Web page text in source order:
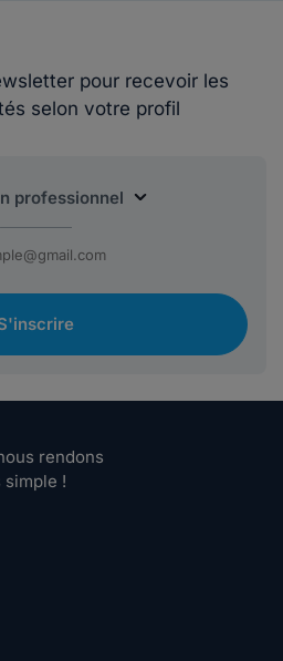
pour recevoir les
selon votre profil
rendons
!